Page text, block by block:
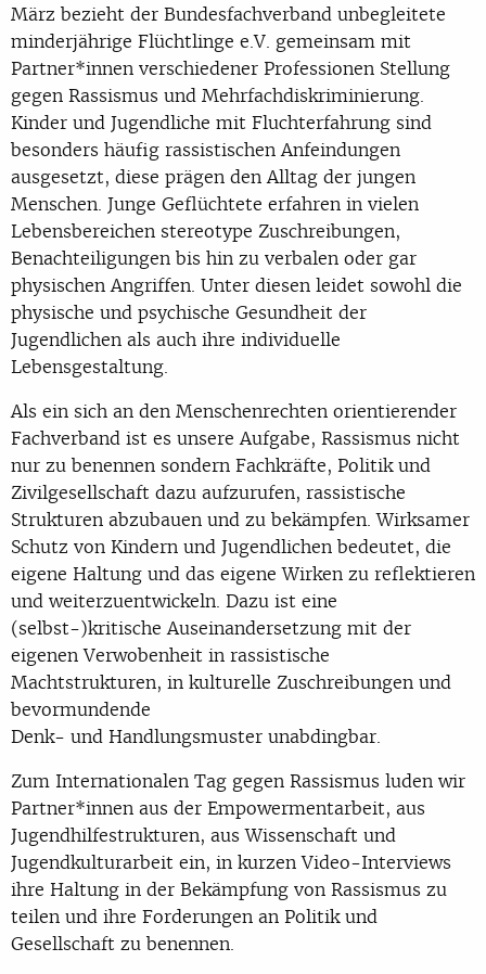
März bezieht der Bundesfachverband unbegleitete
minderjährige Flüchtlinge e.V. gemeinsam mit
Partner*innen verschiedener Professionen Stellung
gegen Rassismus und Mehrfachdiskriminierung.
Kinder und Jugendliche mit Fluchterfahrung sind
besonders häufig rassistischen Anfeindungen
ausgesetzt, diese prägen den Alltag der jungen
Menschen. Junge Geflüchtete erfahren in vielen
Lebensbereichen stereotype Zuschreibungen,
Benachteiligungen bis hin zu verbalen oder gar
physischen Angriffen. Unter diesen leidet sowohl die
physische und psychische Gesundheit der
Jugendlichen als auch ihre individuelle
Lebensgestaltung.
Als ein sich an den Menschenrechten orientierender
Fachverband ist es unsere Aufgabe, Rassismus nicht
nur zu benennen sondern Fachkräfte, Politik und
Zivilgesellschaft dazu aufzurufen, rassistische
Strukturen abzubauen und zu bekämpfen. Wirksamer
Schutz von Kindern und Jugendlichen bedeutet, die
eigene Haltung und das eigene Wirken zu reflektieren
und weiterzuentwickeln. Dazu ist eine
(selbst-)kritische Auseinandersetzung mit der
eigenen Verwobenheit in rassistische
Machtstrukturen, in kulturelle Zuschreibungen und
bevormundende
Denk- und Handlungsmuster unabdingbar.
Zum Internationalen Tag gegen Rassismus luden wir
Partner*innen aus der Empowermentarbeit, aus
Jugendhilfestrukturen, aus Wissenschaft und
Jugendkulturarbeit ein, in kurzen Video-Interviews
ihre Haltung in der Bekämpfung von Rassismus zu
teilen und ihre Forderungen an Politik und
Gesellschaft zu benennen.